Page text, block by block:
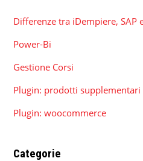
Differenze tra iDempiere, SAP
Power-Bi
Gestione Corsi
Plugin: prodotti supplementari
Plugin: woocommerce
Categorie